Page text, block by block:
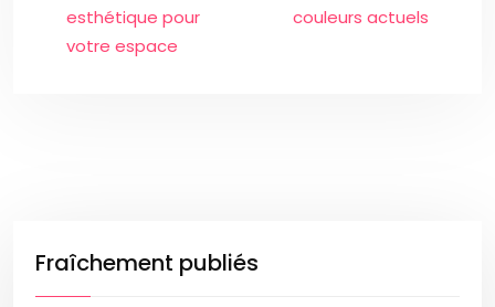
esthétique pour
votre espace
couleurs actuels
Fraîchement publiés